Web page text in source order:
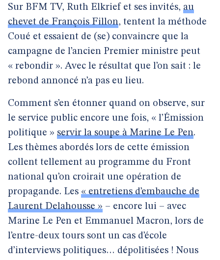
Sur BFM TV, Ruth Elkrief et ses invités, au
chevet de François Fillon, tentent la méthode
Coué et essaient de (se) convaincre que la
campagne de l’ancien Premier ministre peut
« rebondir ». Avec le résultat que l’on sait : le
rebond annoncé n’a pas eu lieu.
Comment s’en étonner quand on observe, sur
le service public encore une fois, « l’Émission
politique » servir la soupe à Marine Le Pen.
Les thèmes abordés lors de cette émission
collent tellement au programme du Front
national qu’on croirait une opération de
propagande. Les « entretiens d’embauche de
Laurent Delahousse » – encore lui – avec
Marine Le Pen et Emmanuel Macron, lors de
l’entre-deux tours sont un cas d’école
d’interviews politiques… dépolitisées ! Nous